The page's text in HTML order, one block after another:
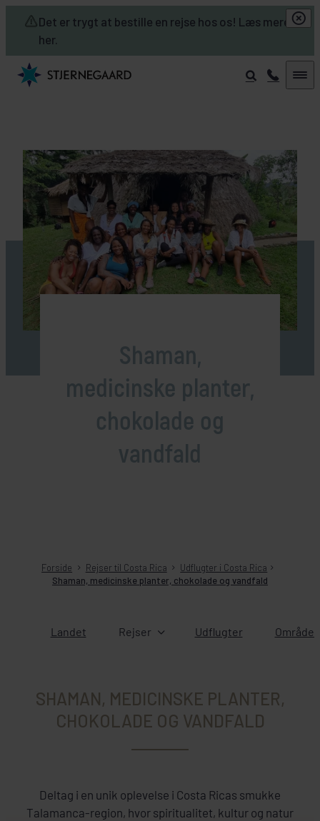
Det er trygt at bestille en rejse hos os! Læs mere
her.
Skip to main content
Shaman,
medicinske planter,
chokolade og
vandfald
Forside Rejser til Costa Rica
Udflugter i Costa Rica
Shaman, medicinske planter, chokolade og vandfald
Landet Rejser Udflugter
SHAMAN, MEDICINSKE PLANTER,
CHOKOLADE OG VANDFALD
Deltag i en unik oplevelse i Costa Ricas smukke
Talamanca-region, hvor spiritualitet, kultur og natur